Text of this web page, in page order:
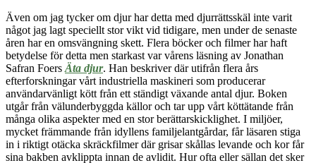
Även om jag tycker om djur har detta med djurrättsskäl inte varit
något jag lagt speciellt stor vikt vid tidigare, men under de senaste
åren har en omsvängning skett. Flera böcker och filmer har haft
betydelse för detta men starkast var vårens läsning av Jonathan
Safran Foers Äta djur. Han beskriver där utifrån flera års
efterforskningar vårt industriella maskineri som producerar
användarvänligt kött från ett ständigt växande antal djur. Boken
utgår från välunderbyggda källor och tar upp vårt köttätande från
många olika aspekter med en stor berättarskicklighet. I miljöer,
mycket främmande från idyllens familjelantgårdar, får läsaren stiga
in i riktigt otäcka skräckfilmer där grisar skållas levande och kor får
sina bakben avklippta innan de avlidit. Hur ofta eller sällan det sker